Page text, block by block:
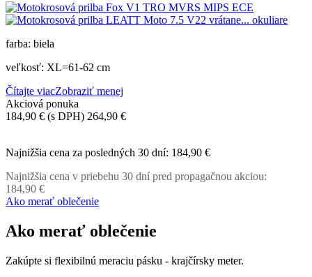
farba: biela
veľkosť: XL=61-62 cm
Čítajte viacZobraziť menej
Akciová ponuka
184,90 € (s DPH) 264,90 €
Najnižšia cena za posledných 30 dní: 184,90 €
Najnižšia cena v priebehu 30 dní pred propagačnou akciou:
184,90 €
Ako merať oblečenie
Ako merať oblečenie
Zakúpte si flexibilnú meraciu pásku - krajčírsky meter.